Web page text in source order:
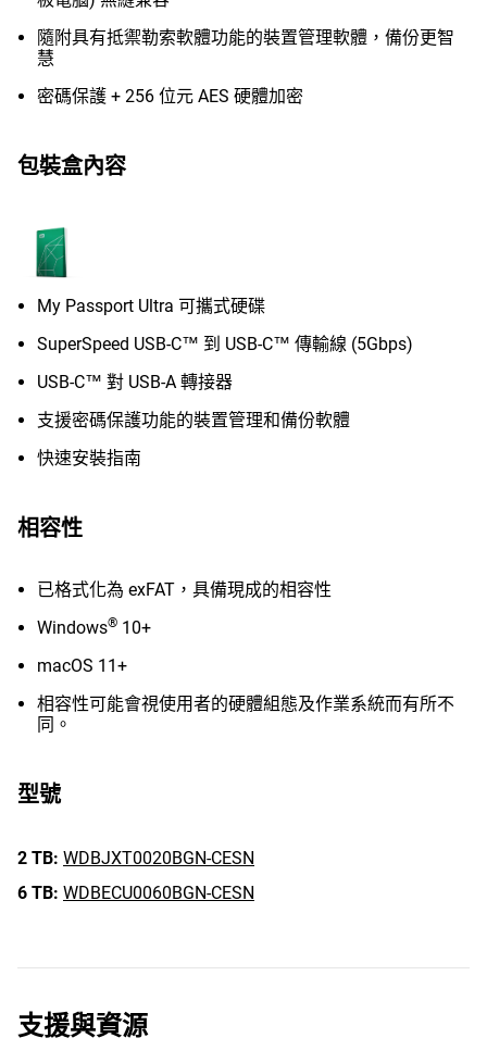
隨附具有抵禦勒索軟體功能的裝置管理軟體，備份更智
慧
密碼保護 + 256 位元 AES 硬體加密
包裝盒內容
My Passport Ultra 可攜式硬碟
SuperSpeed USB-C™ 到 USB-C™ 傳輸線 (5Gbps)
USB-C™ 對 USB-A 轉接器
支援密碼保護功能的裝置管理和備份軟體
快速安裝指南
相容性
已格式化為 exFAT，具備現成的相容性
Windows® 10+
macOS 11+
相容性可能會視使用者的硬體組態及作業系統而有所不
同。
型號
2 TB: WDBJXT0020BGN-CESN
6 TB: WDBECU0060BGN-CESN
支援與資源